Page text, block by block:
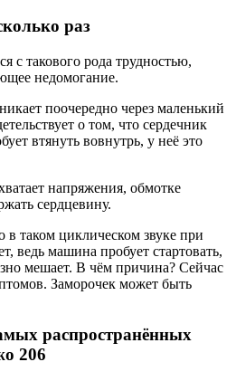
раз
с такового рода трудностью,
недомогание.
поочередно через маленький
о том, что сердечник
втянуть вовнутрь, у неё это
напряжения, обмотке
сердцевину.
таком циклическом звуке при
ведь машина пробует стартовать,
мешает. В чём причина? Сейчас
Заморочек может быть
распространённых
206